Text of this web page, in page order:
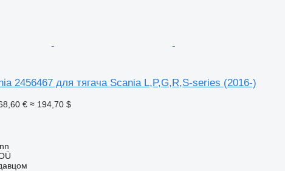
2456467 для тягача Scania L,P,G,R,S-series (2016-)
€ ≈ 194,70 $